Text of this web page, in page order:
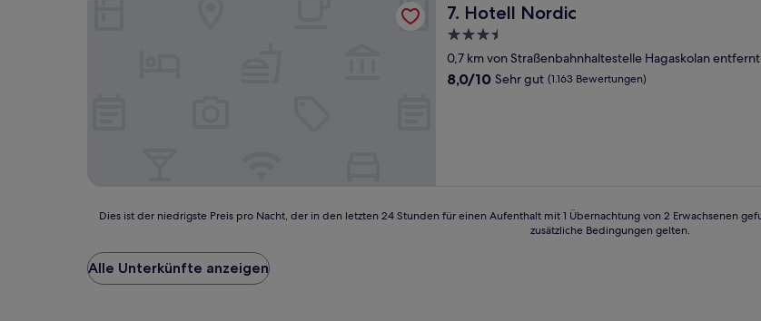
7. Hotell Nordic
Hotell Nordic
3.5-
Sterne-
Unterkunft
0,7 km von Straßenbahnhaltestelle Hagaskolan entfernt
8.0
8,0/10 Sehr gut (1.163 Bewertungen)
Dies
der
niedrigste
Preis
Dies ist der niedrigste Preis pro Nacht, der in den letzten 24 Stunden für einen Aufenthalt mit 1 Übernachtung von 2 Erwachsenen
zusätzliche Bedingungen gelten.
Alle Unterkünfte anzeigen